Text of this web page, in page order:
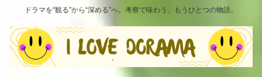
ドラマを“観る”から“深める”へ。考察で味わう、もうひとつの物語。